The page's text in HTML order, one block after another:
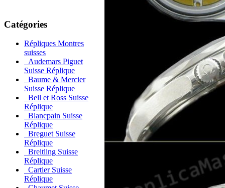
Catégories
Répliques Montres
suisses
Audemars Piguet
Suisse Réplique
Baume & Mercier
Suisse Réplique
Bell et Ross Suisse
Réplique
Blancpain Suisse
Réplique
Breguet Suisse
Réplique
Breitling Suisse
Réplique
Cartier Suisse
Réplique